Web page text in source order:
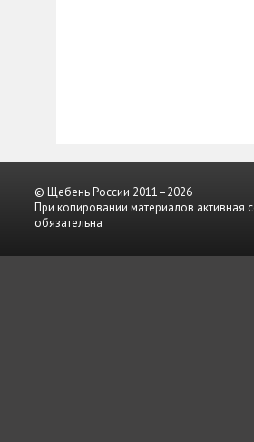
© Щебень России 2011–2026
При копировании материалов активная
обязательна